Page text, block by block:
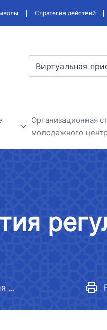
Стратегия действий
Виртуальная
нормативно-
Организационная
молодежного
Расписание и время прибытия регулярных пассажирских поездов